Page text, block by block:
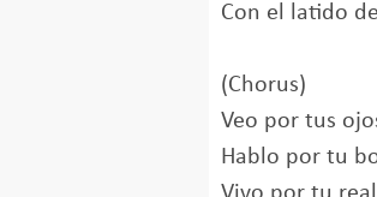
Con el latido
(Chorus)
Veo por tus
Hablo por tu